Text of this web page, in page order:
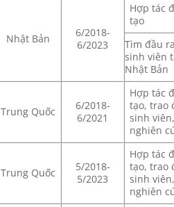
Nhật Bản
6/2018-
6/2023
Hợp tác
tạo
Tìm đầu
sinh viên
Nhật Bản
Trung Quốc
6/2018-
6/2021
Hợp tác
tạo, trao
sinh
nghiên
Trung Quốc
5/2018-
5/2023
Hợp tác
tạo, trao
sinh
nghiên